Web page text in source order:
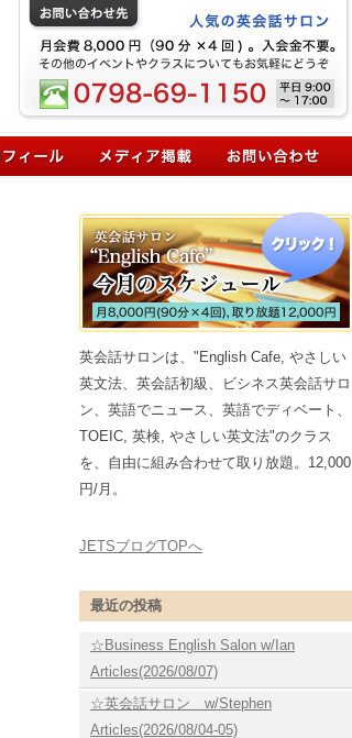
英会話サロンは、"English Cafe, やさしい
英文法、英会話初級、ビシネス英会話サロ
ン、英語でニュース、英語でディベート、
TOEIC, 英検, やさしい英文法"のクラス
を、自由に組み合わせて取り放題。12,000
円/月。
JETSブログTOPへ
最近の投稿
☆Business English Salon w/Ian
Articles(2026/08/07)
☆英会話サロン w/Stephen
Articles(2026/08/04-05)